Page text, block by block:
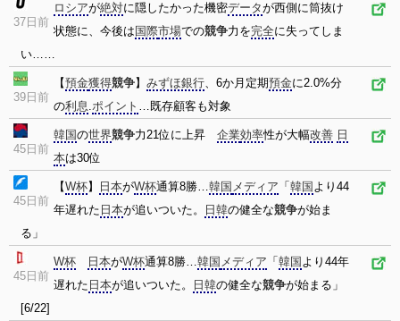
37日前
ロシアが絶対に隠したかった機密データが西側に筒抜け
状態に、今後は 国際市場での競争力を完全に失ってしま
い……
39日前
【預金獲得競争】 みずほ銀行、6か月定期預金に2.0%分
の利息.ポイント …既存顧客も対象
45日前
韓国の世界競争力21位に上昇 企業効率性が大幅改善 日
本は30位
45日前
【W杯】 日本がW杯通算8勝…韓国 メディア 「 韓国 より44
年遅れた 日本が追いついた。 日韓の健全な競争が始ま
る」
45日前
W杯 日本がW杯通算8勝…韓国 メディア 「 韓国 より44年
遅れた 日本が追いついた。 日韓の健全な競争が始まる」
[6/22]